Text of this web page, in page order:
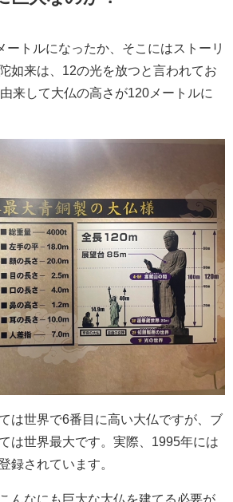
ートルになったか、そこにはストーリ
如来は、12の光を放つと言われてお
来して大仏の高さが120メートルに
は世界で6番目に高い大仏ですが、ブ
は世界最大です。実際、1995年には
録されています。
んなにも巨大な大仏を建てる必要が